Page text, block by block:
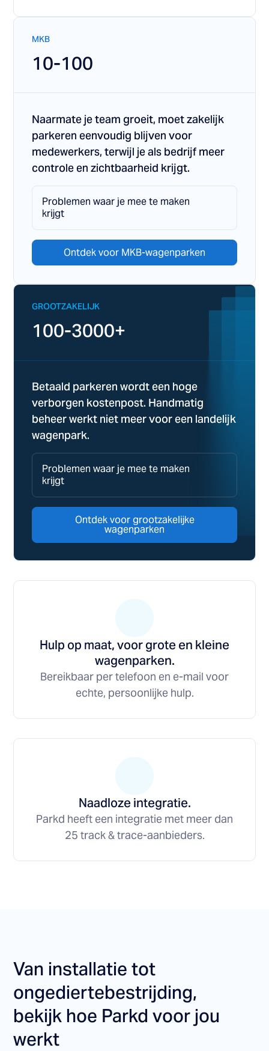
MKB
10-100
Naarmate je team groeit, moet zakelijk
parkeren eenvoudig blijven voor
medewerkers, terwijl je als bedrijf meer
controle en zichtbaarheid krijgt.
Problemen waar je mee te maken
krijgt
Ontdek voor MKB-wagenparken
GROOTZAKELIJK
100-3000+
Betaald parkeren wordt een hoge
verborgen kostenpost. Handmatig
beheer werkt niet meer voor een landelijk
wagenpark.
Problemen waar je mee te maken
krijgt
Ontdek voor grootzakelijke
wagenparken
Hulp op maat, voor grote en kleine
wagenparken.
Bereikbaar per telefoon en e-mail voor
echte, persoonlijke hulp.
Naadloze integratie.
Parkd heeft een integratie met meer dan
25 track & trace-aanbieders.
Van installatie tot
ongediertebestrijding,
bekijk hoe Parkd voor jou
werkt